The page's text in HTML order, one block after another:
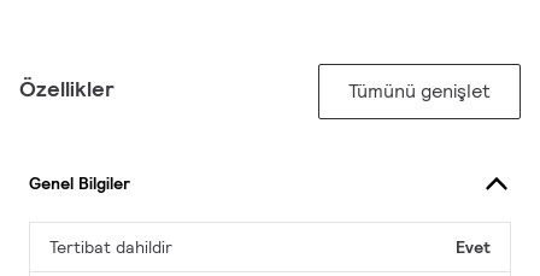
Özellikler Tümünü genişlet
Genel Bilgiler
Tertibat dahildir Evet